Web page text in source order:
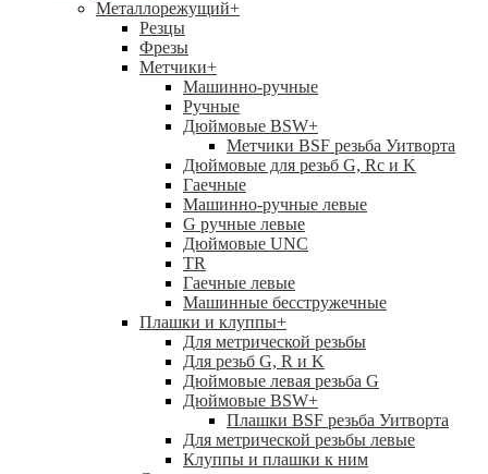
Металлорежущий+
Резцы
Фрезы
Метчики+
Машинно-ручные
Ручные
Дюймовые BSW+
Метчики BSF резьба Уитворта
Дюймовые для резьб G, Rc и K
Гаечные
Машинно-ручные левые
G ручные левые
Дюймовые UNC
TR
Гаечные левые
Машинные бесстружечные
Плашки и клуппы+
Для метрической резьбы
Для резьб G, R и K
Дюймовые левая резьба G
Дюймовые BSW+
Плашки BSF резьба Уитворта
Для метрической резьбы левые
Клуппы и плашки к ним